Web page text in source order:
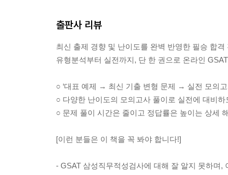
출판사 리뷰
최신 출제 경향 및 난이도를 완벽 반영한 필승 합격
유형분석부터 실전까지, 단 한 권으로 온라인
○ ‘대표 예제 → 최신 기출 변형 문제 → 실전 모의
○ 다양한 난이도의 모의고사 풀이로 실전에 대비
○ 문제 풀이 시간은 줄이고 정답률은 높이는 상세
[이런 분들은 이 책을 꼭 봐야 합니다!]
- GSAT 삼성직무적성검사에 대해 잘 알지 못하며,